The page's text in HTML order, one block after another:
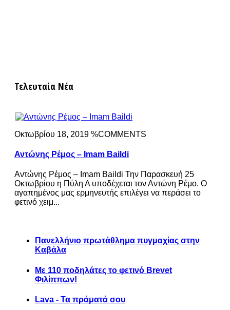
Τελευταία Νέα
Οκτωβρίου 18, 2019 %COMMENTS
Αντώνης Ρέμος – Imam Baildi
Αντώνης Ρέμος – Imam Baildi Την Παρασκευή 25
Οκτωβρίου η Πύλη Α υποδέχεται τον Αντώνη Ρέμο. Ο
αγαπημένος μας ερμηνευτής επιλέγει να περάσει το
φετινό χειμ...
Πανελλήνιο πρωτάθλημα πυγμαχίας στην
Καβάλα
Με 110 ποδηλάτες το φετινό Brevet
Φιλίππων!
Lava - Τα πράματά σου